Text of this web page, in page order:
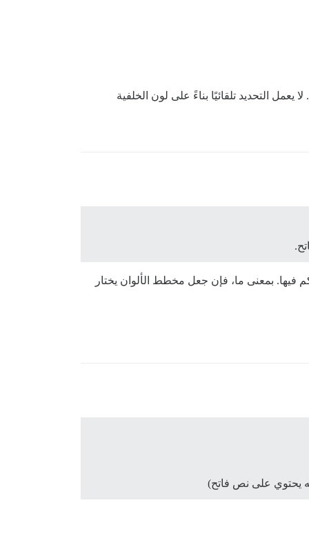
التحديد تلقائيًا بناءً على لون الخلفية
فيها. بمعنى ما، فإن جعل مخطط الألوان يختار
يحتوي على نص فاتح)